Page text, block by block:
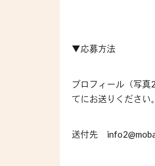
▼応募方法
プロフィール（写真2
てにお送りください
送付先